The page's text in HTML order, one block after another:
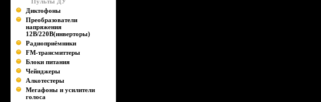
Диктофоны
Преобразователи
напряжения
12В/220В(инверторы)
Радиоприёмники
FM-трансмиттеры
Блоки питания
Чейнджеры
Алкотестеры
Мегафоны и усилители
голоса